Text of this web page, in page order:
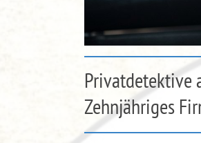
Privatdetektive
Zehnjähriges